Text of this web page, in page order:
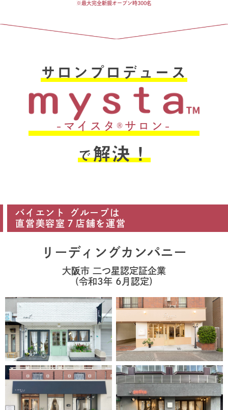
※最大完全新規オープン時300名
サロンプロデュース
-マイスタ ® サロン-
で解決！
バイエント グループは
直営美容室７店舗を運営
リーディングカンパニー
大阪市 二つ星認定証企業
(令和3年 6月認定)